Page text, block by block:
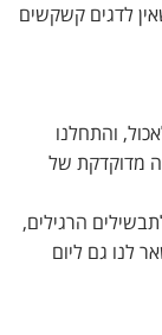
לדגים קשקשים
והתחלנו
מדוקדקת של
הרגילים,
לנו גם ליום